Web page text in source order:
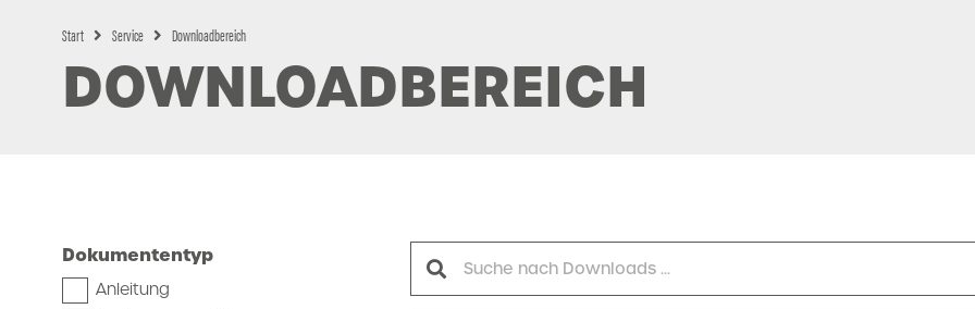
Start Service Downloadbereich
DOWNLOADBEREICH
Dokumententyp
Anleitung